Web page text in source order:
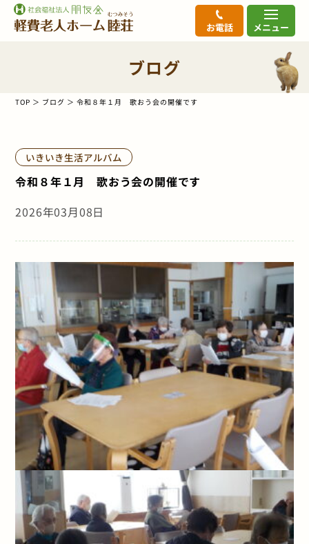
メニュー
お電話
ブログ
TOP ブログ 令和８年１月 歌おう会の開催です
いきいき生活アルバム
令和８年１月 歌おう会の開催です
2026年03月08日